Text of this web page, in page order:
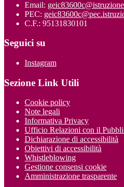
Email:
PEC:
C.F.: 95131830101
Seguici su
Instagram
Sezione Link Utili
Cookie policy
Note legali
Informativa Privacy
Ufficio Relazioni con il
Dichiarazione di accessibilità
Obiettivi di accessibilità
Whistleblowing
Gestione consensi cookie
Amministrazione trasparente